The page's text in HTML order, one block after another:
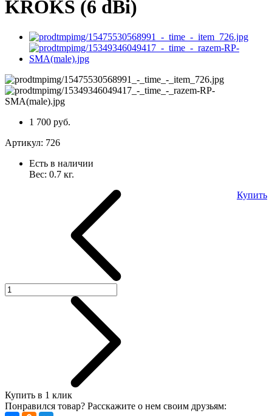
KROKS (6 dBi)
1 700 руб.
Артикул: 726
Есть в наличии
Вес: 0.7 кг.
Купить
Купить в 1 клик
Понравился товар? Расскажите о нем своим друзьям: